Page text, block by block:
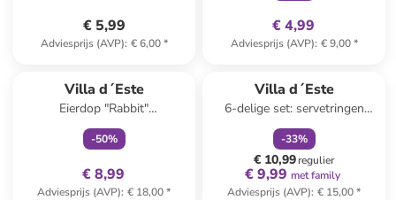
€ 5,99
Adviesprijs (AVP): € 6,00*
€ 4,99
Adviesprijs (AVP): € 9,00*
Villa d´Este
Eierdop "Rabbit"
zilverkleurig/beige - (B)16 x
(H)34,5 cm
-50%
€ 8,99
Adviesprijs (AVP): € 18,00*
Villa d´Este
6-delige set: servetringen
"Xmas Fiocchi" bruin/beige - Ø
4,5 cm
-33%
€ 10,99regulier
€ 9,99 met family
Adviesprijs (AVP): € 15,00*